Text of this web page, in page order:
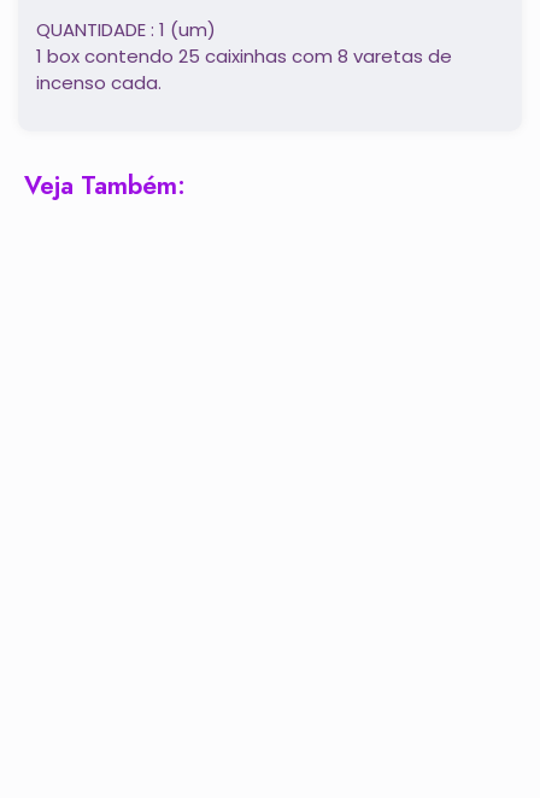
QUANTIDADE : 1 (um)
1 box contendo 25 caixinhas com 8 varetas de
incenso cada.
Veja Também: